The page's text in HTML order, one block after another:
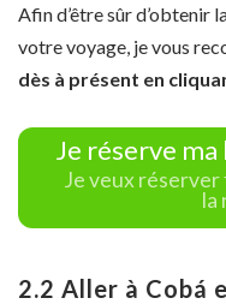
Afin d’être sûr d’obtenir
votre voyage, je vous
dès à présent en
Je réserve
Je veux
la
2.2 Aller à Cobá